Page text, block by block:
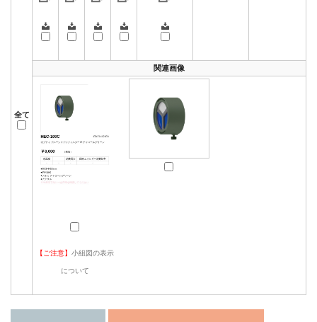
全て
関連画像
【ご注意】 小組図の表示
について